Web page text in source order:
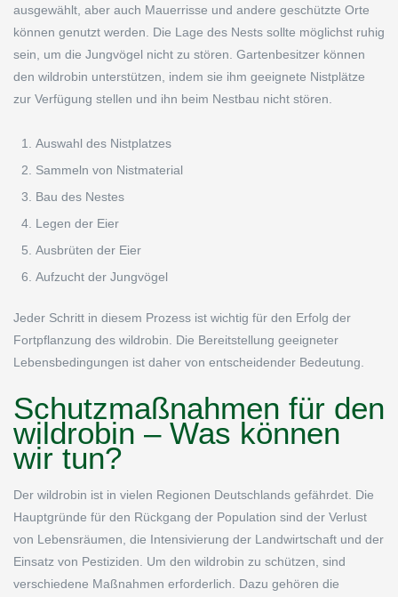
ausgewählt, aber auch Mauerrisse und andere geschützte Orte
können genutzt werden. Die Lage des Nests sollte möglichst ruhig
sein, um die Jungvögel nicht zu stören. Gartenbesitzer können
den wildrobin unterstützen, indem sie ihm geeignete Nistplätze
zur Verfügung stellen und ihn beim Nestbau nicht stören.
Auswahl des Nistplatzes
Sammeln von Nistmaterial
Bau des Nestes
Legen der Eier
Ausbrüten der Eier
Aufzucht der Jungvögel
Jeder Schritt in diesem Prozess ist wichtig für den Erfolg der
Fortpflanzung des wildrobin. Die Bereitstellung geeigneter
Lebensbedingungen ist daher von entscheidender Bedeutung.
Schutzmaßnahmen für den
wildrobin – Was können
wir tun?
Der wildrobin ist in vielen Regionen Deutschlands gefährdet. Die
Hauptgründe für den Rückgang der Population sind der Verlust
von Lebensräumen, die Intensivierung der Landwirtschaft und der
Einsatz von Pestiziden. Um den wildrobin zu schützen, sind
verschiedene Maßnahmen erforderlich. Dazu gehören die